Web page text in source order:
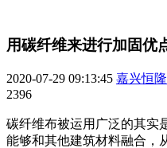
用碳纤维来进行加固优
2020-07-29 09:13:45 嘉兴恒
2396
碳纤维布被运用广泛的其实
能够和其他建筑材料融合，